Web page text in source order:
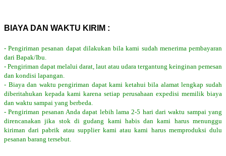
BIAYA DAN WAKTU KIRIM :
- Pengiriman pesanan dapat dilakukan bila kami sudah menerima pembayaran
dari Bapak/Ibu.
- Pengiriman dapat melalui darat, laut atau udara tergantung keinginan pemesan
dan kondisi lapangan.
- Biaya dan waktu pengiriman dapat kami ketahui bila alamat lengkap sudah
diberitahukan kepada kami karena setiap perusahaan expedisi memilik biaya
dan waktu sampai yang berbeda.
- Pengiriman pesanan Anda dapat lebih lama 2-5 hari dari waktu sampai yang
direncanakan jika stok di gudang kami habis dan kami harus menunggu
kiriman dari pabrik atau supplier kami atau kami harus memproduksi dulu
pesanan barang tersebut.